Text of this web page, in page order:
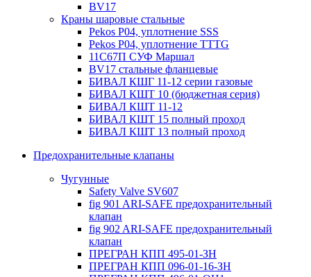
BV17
Краны шаровые стальные
Pekos P04, уплотнение SSS
Pekos P04, уплотнение ТТТG
11С67П СУФ Маршал
BV17 стальные фланцевые
БИВАЛ КШГ 11-12 серии газовые
БИВАЛ КШТ 10 (бюджетная серия)
БИВАЛ КШТ 11-12
БИВАЛ КШТ 15 полный проход
БИВАЛ КШТ 13 полный проход
Предохранительные клапаны
Чугунные
Safety Valve SV607
fig 901 ARI-SAFE предохранительный
клапан
fig 902 ARI-SAFE предохранительный
клапан
ПРЕГРАН КПП 495-01-ЗН
ПРЕГРАН КПП 096-01-16-ЗН